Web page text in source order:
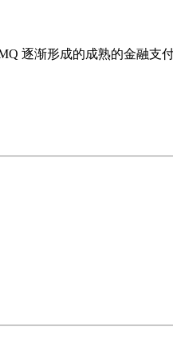
逐渐形成的成熟的金融支